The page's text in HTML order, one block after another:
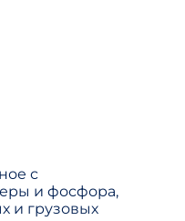
с
и фосфора,
и грузовых